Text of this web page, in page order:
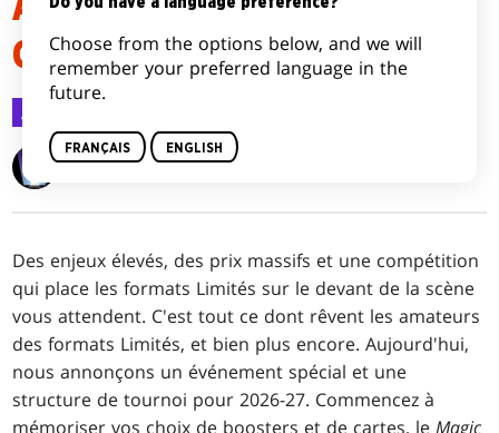
CHAMPIONSHIP 2027
Annonces
Wizards of the Coast
Des enjeux élevés, des prix massifs et une compétition
qui place les formats Limités sur le devant de la scène
vous attendent. C'est tout ce dont rêvent les amateurs
des formats Limités, et bien plus encore. Aujourd'hui,
nous annonçons un événement spécial et une
structure de tournoi pour 2026-27. Commencez à
mémoriser vos choix de boosters et de cartes, leMagic
Choose from the options below, and we will
remember your preferred language in the
future.
FRANÇAIS ENGLISH